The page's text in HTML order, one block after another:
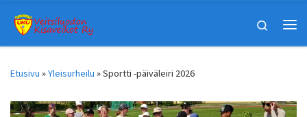
Skip to content
Search
Etusivu »Yleisurheilu »Sportti -päiväleiri 2026